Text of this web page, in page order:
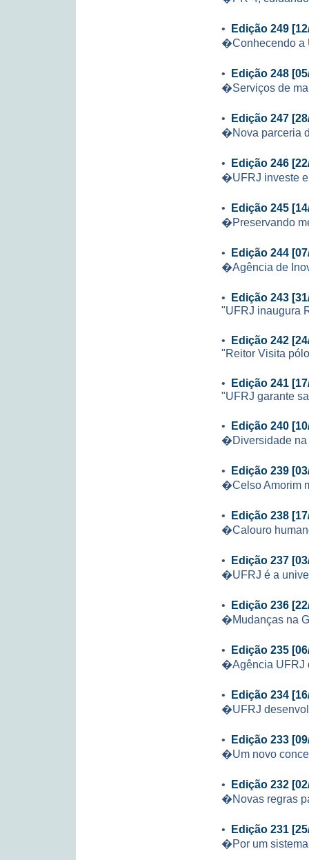
• Edição 249
�Conhecendo a
• Edição 248
�Serviços de
• Edição 247
�Nova parceria
• Edição 246
�UFRJ investe
• Edição 245
�Preservando
• Edição 244
�Agência de
• Edição 243
"UFRJ inaugura
• Edição 242
"Reitor Visita
• Edição 241
"UFRJ garante
• Edição 240
�Diversidade
• Edição 239
�Celso Amorim
• Edição 238
�Calouro
• Edição 237
�UFRJ é a
• Edição 236
�Mudanças na
• Edição 235
�Agência UFRJ
• Edição 234
�UFRJ
• Edição 233
�Um novo
• Edição 232
�Novas regras
• Edição 231
�Por um